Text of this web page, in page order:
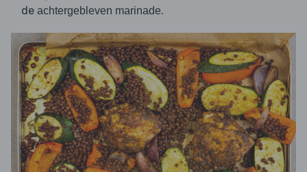
de achtergebleven marinade.